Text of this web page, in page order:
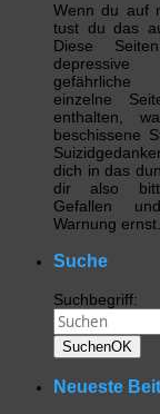
Wenn du auf
tust du das
Diese
gefährliche
einzelne
enthalten,
beschissene
dich in das
dir also
Gefallen
Warnung ernst.
Suche
Suchbegriff:
SuchenOK
Neueste